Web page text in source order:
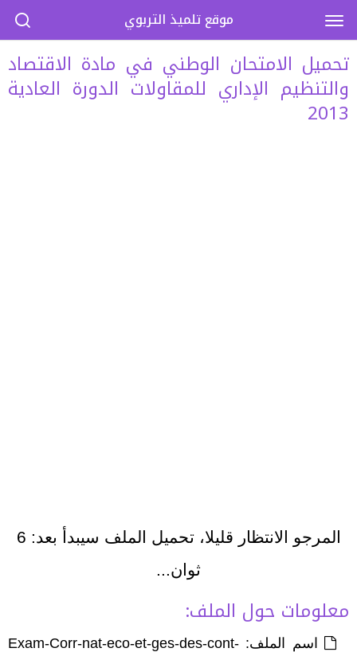
تحميل الامتحان الوطني في مادة الاقتصاد
والتنظيم الإداري للمقاولات الدورة العادية
2013
المرجو الانتظار قليلا، تحميل الملف سيبدأ بعد: 6
ثوان...
معلومات حول الملف:
اسم الملف: Exam-Corr-nat-eco-et-ges-des-cont-
موقع تلميذ التربوي